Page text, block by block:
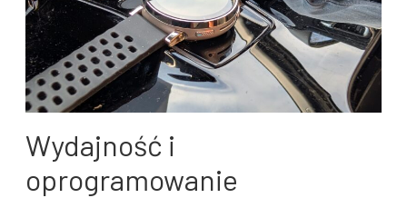
Wydajność i
oprogramowanie